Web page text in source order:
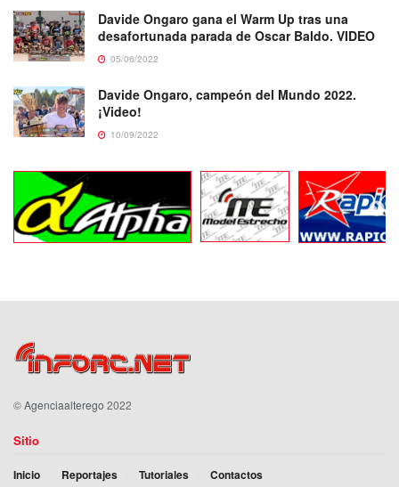
Davide Ongaro gana el Warm Up tras una
desafortunada parada de Oscar Baldo. VIDEO
05/06/2022
Davide Ongaro, campeón del Mundo 2022.
¡Video!
10/09/2022
©Agenciaalterego 2022
Sitio
Inicio Reportajes Tutoriales Contactos